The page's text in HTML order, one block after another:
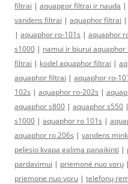
filtrai | aquapgor filtrai ir nauda |
vandens filtrai | aquaphor filtrai |
| aquaphor ro-101s | aquaphor
s1000 | namui ir biurui aquaphor
filtrai | kodel aquaphor filtrai |
aquaphor filtrai | aquaphor ro-
102s | aquaphor ro-202s |
aquaphor s800 | aquaphor s550 |
s1000 | aquaphor ro 101s |
aquaphor ro 206s | vandens
pelesio kvapa galima panaikinti |
pardavimui | priemonė nuo vorų |
priemone nuo voru | telefonų